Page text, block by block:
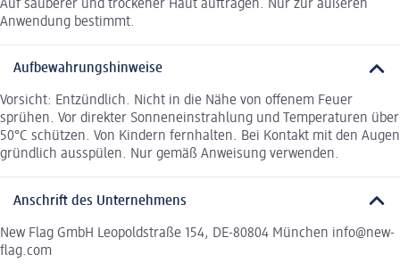
Auf sauberer und trockener Haut auftragen. Nur zur äußeren
Anwendung bestimmt.
Aufbewahrungshinweise
Vorsicht: Entzündlich. Nicht in die Nähe von offenem Feuer
sprühen. Vor direkter Sonneneinstrahlung und Temperaturen über
50°C schützen. Von Kindern fernhalten. Bei Kontakt mit den Augen
gründlich ausspülen. Nur gemäß Anweisung verwenden.
Anschrift des Unternehmens
New Flag GmbH Leopoldstraße 154, DE-80804 München info@new-
flag.com